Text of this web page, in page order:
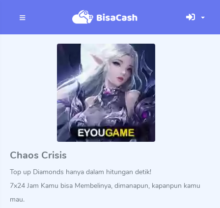
Chaos Crisis
Top up Diamonds hanya dalam hitungan detik!
7x24 Jam Kamu bisa Membelinya, dimanapun, kapanpun kamu
mau.